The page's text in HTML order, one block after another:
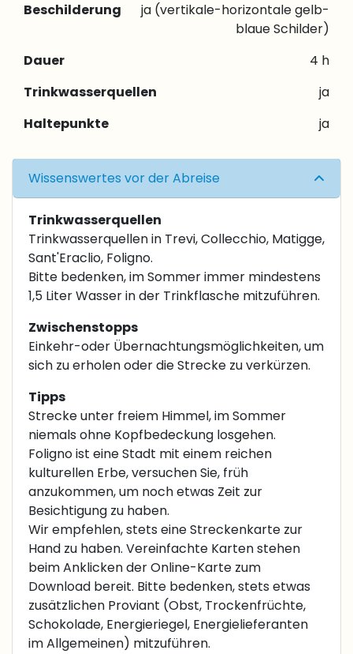
Beschilderung
ja (vertikale-horizontale gelb-
blaue Schilder)
Dauer
4 h
Trinkwasserquellen
ja
Haltepunkte
ja
Wissenswertes vor der Abreise
Trinkwasserquellen
Trinkwasserquellen in Trevi, Collecchio, Matigge,
Sant'Eraclio, Foligno.
Bitte bedenken, im Sommer immer mindestens
1,5 Liter Wasser in der Trinkflasche mitzuführen.
Zwischenstopps
Einkehr-oder Übernachtungsmöglichkeiten, um
sich zu erholen oder die Strecke zu verkürzen.
Tipps
Strecke unter freiem Himmel, im Sommer
niemals ohne Kopfbedeckung losgehen.
Foligno ist eine Stadt mit einem reichen
kulturellen Erbe, versuchen Sie, früh
anzukommen, um noch etwas Zeit zur
Besichtigung zu haben.
Wir empfehlen, stets eine Streckenkarte zur
Hand zu haben. Vereinfachte Karten stehen
beim Anklicken der Online-Karte zum
Download bereit. Bitte bedenken, stets etwas
zusätzlichen Proviant (Obst, Trockenfrüchte,
Schokolade, Energieriegel, Energielieferanten
im Allgemeinen) mitzuführen.